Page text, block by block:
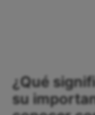
¿Qué
su